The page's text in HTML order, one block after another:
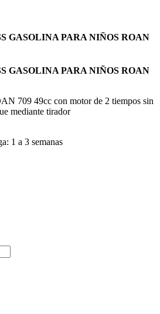
GASOLINA PARA NIÑOS ROAN
GASOLINA PARA NIÑOS ROAN
709 49cc con motor de 2 tiempos sin
mediante tirador
1 a 3 semanas